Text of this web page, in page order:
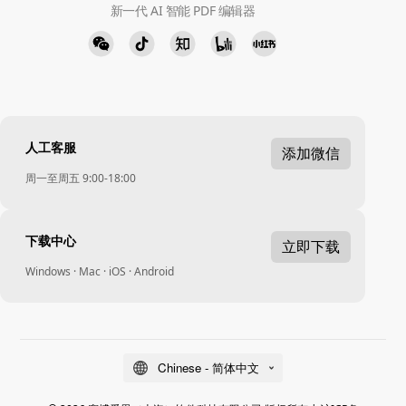
新一代 AI 智能 PDF 编辑器
人工客服
周一至周五 9:00-18:00
添加微信
下载中心
Windows · Mac · iOS · Android
立即下载
Chinese - 简体中文